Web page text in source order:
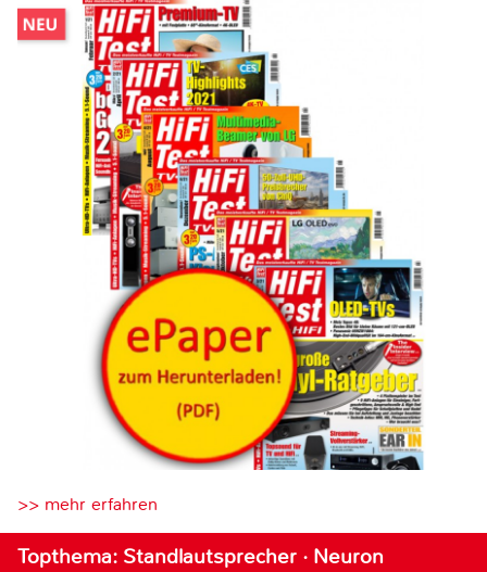
>> mehr erfahren
Topthema: Standlautsprecher · Neuron